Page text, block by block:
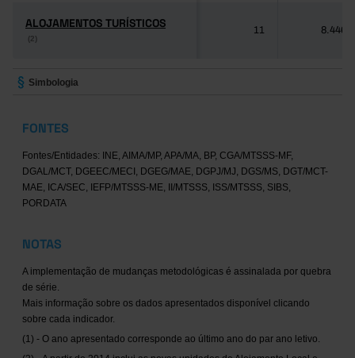
ALOJAMENTOS TURÍSTICOS
(2)
ALOJAMENTOS TURÍSTICOS
(2)
11 8.446
Simbologia
FONTES
Fontes/Entidades: INE, AIMA/MP, APA/MA, BP, CGA/MTSSS-MF,
DGAL/MCT, DGEEC/MECI, DGEG/MAE, DGPJ/MJ, DGS/MS, DGT/MCT-
MAE, ICA/SEC, IEFP/MTSSS-ME, II/MTSSS, ISS/MTSSS, SIBS,
PORDATA
NOTAS
A implementação de mudanças metodológicas é assinalada por quebra
de série.
Mais informação sobre os dados apresentados disponível clicando
sobre cada indicador.
(1) - O ano apresentado corresponde ao último ano do par ano letivo.